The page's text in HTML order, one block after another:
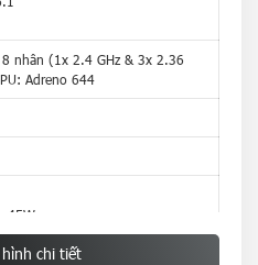
nhân (1x 2.4 GHz & 3x 2.36
Adreno 644
45W
hình chi tiết